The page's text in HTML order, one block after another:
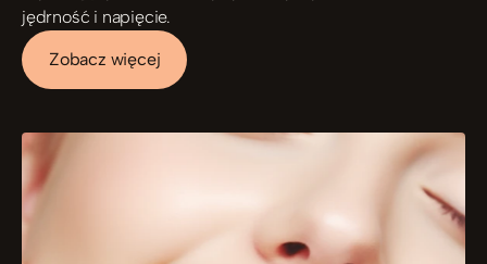
jędrność i napięcie.
Zobacz więcej